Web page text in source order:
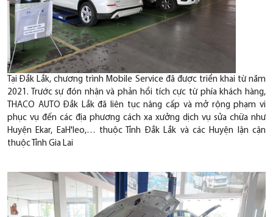
Tại Đắk Lắk, chương trình Mobile Service đã được triển khai từ năm
2021. Trước sự đón nhận và phản hồi tích cực từ phía khách hàng,
THACO AUTO Đắk Lắk đã liên tục nâng cấp và mở rộng phạm vi
phục vụ đến các địa phương cách xa xưởng dịch vụ sửa chữa như
Huyện Ekar, EaH'leo,… thuộc Tỉnh Đắk Lắk và các Huyện lận cận
thuộc Tỉnh Gia Lai